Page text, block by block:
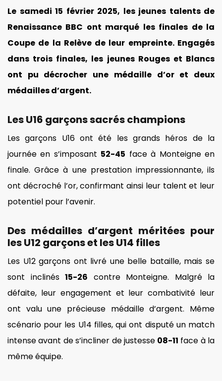
Le samedi 15 février 2025, les jeunes talents de
Renaissance BBC ont marqué les finales de la
Coupe de la Relève de leur empreinte. Engagés
dans trois finales, les jeunes Rouges et Blancs
ont pu décrocher une médaille d’or et deux
médailles d’argent.
Les U16 garçons sacrés champions
Les garçons U16 ont été les grands héros de la
journée en s’imposant 52-45 face à Monteigne en
finale. Grâce à une prestation impressionnante, ils
ont décroché l’or, confirmant ainsi leur talent et leur
potentiel pour l’avenir.
Des médailles d’argent méritées pour
les U12 garçons et les U14 filles
Les U12 garçons ont livré une belle bataille, mais se
sont inclinés 15-26 contre Monteigne. Malgré la
défaite, leur engagement et leur combativité leur
ont valu une précieuse médaille d’argent. Même
scénario pour les U14 filles, qui ont disputé un match
intense avant de s’incliner de justesse 08-11 face à la
même équipe.